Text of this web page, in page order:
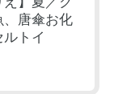
、唐傘お化
トイ